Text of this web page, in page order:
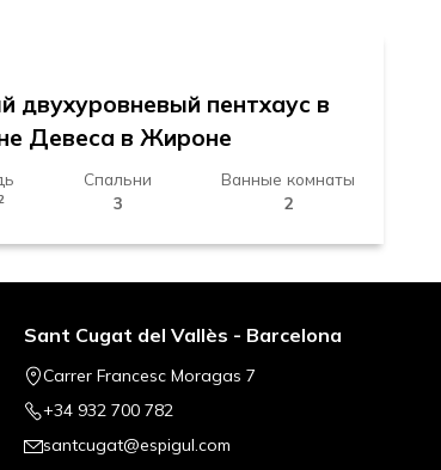
двухуровневый пентхаус в
Девеса в Жироне
Спальни
3
Ванные комнаты
2
Sant Cugat del Vallès - Barcelona
Carrer Francesc Moragas 7
+34 932 700 782
santcugat@espigul.com